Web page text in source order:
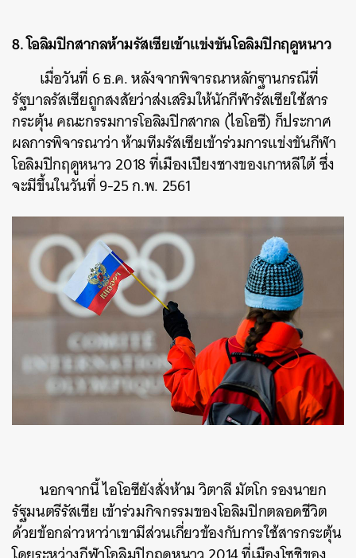
8. โอลิมปิกสากลห้ามรัสเซียเข้าแข่งขันโอลิมปิกฤดูหนาว
เมื่อวันที่ 6 ธ.ค. หลังจากพิจารณาหลักฐานกรณีที่
รัฐบาลรัสเซียถูกสงสัยว่าส่งเสริมให้นักกีฬารัสเซียใช้สาร
กระตุ้น คณะกรรมการโอลิมปิกสากล (ไอโอซี) ก็ประกาศ
ผลการพิจารณาว่า ห้ามทีมรัสเซียเข้าร่วมการแข่งขันกีฬา
โอลิมปิกฤดูหนาว 2018 ที่เมืองเปียงชางของเกาหลีใต้ ซึ่ง
จะมีขึ้นในวันที่ 9-25 ก.พ. 2561
นอกจากนี้ ไอโอซียังสั่งห้าม วิตาลี มัตโก รองนายก
รัฐมนตรีรัสเซีย เข้าร่วมกิจกรรมของโอลิมปิกตลอดชีวิต
ด้วยข้อกล่าวหาว่าเขามีส่วนเกี่ยวข้องกับการใช้สารกระตุ้น